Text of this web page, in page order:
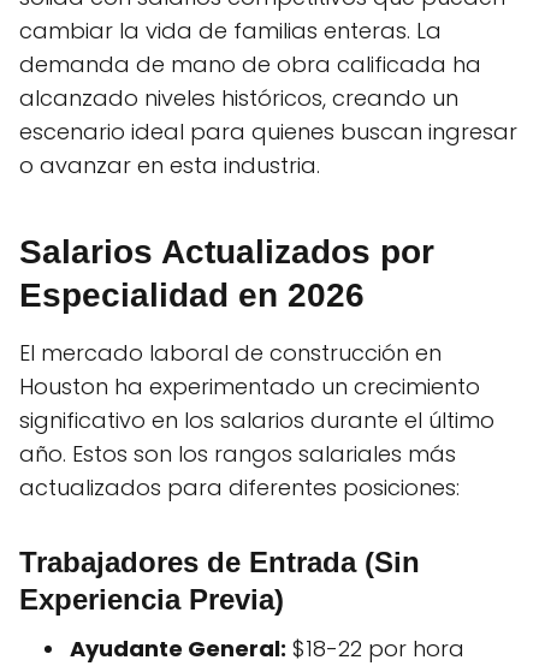
cambiar la vida de familias enteras. La
demanda de mano de obra calificada ha
alcanzado niveles históricos, creando un
escenario ideal para quienes buscan ingresar
o avanzar en esta industria.
Salarios Actualizados por
Especialidad en 2026
El mercado laboral de construcción en
Houston ha experimentado un crecimiento
significativo en los salarios durante el último
año. Estos son los rangos salariales más
actualizados para diferentes posiciones:
Trabajadores de Entrada (Sin
Experiencia Previa)
Ayudante General: $18-22 por hora